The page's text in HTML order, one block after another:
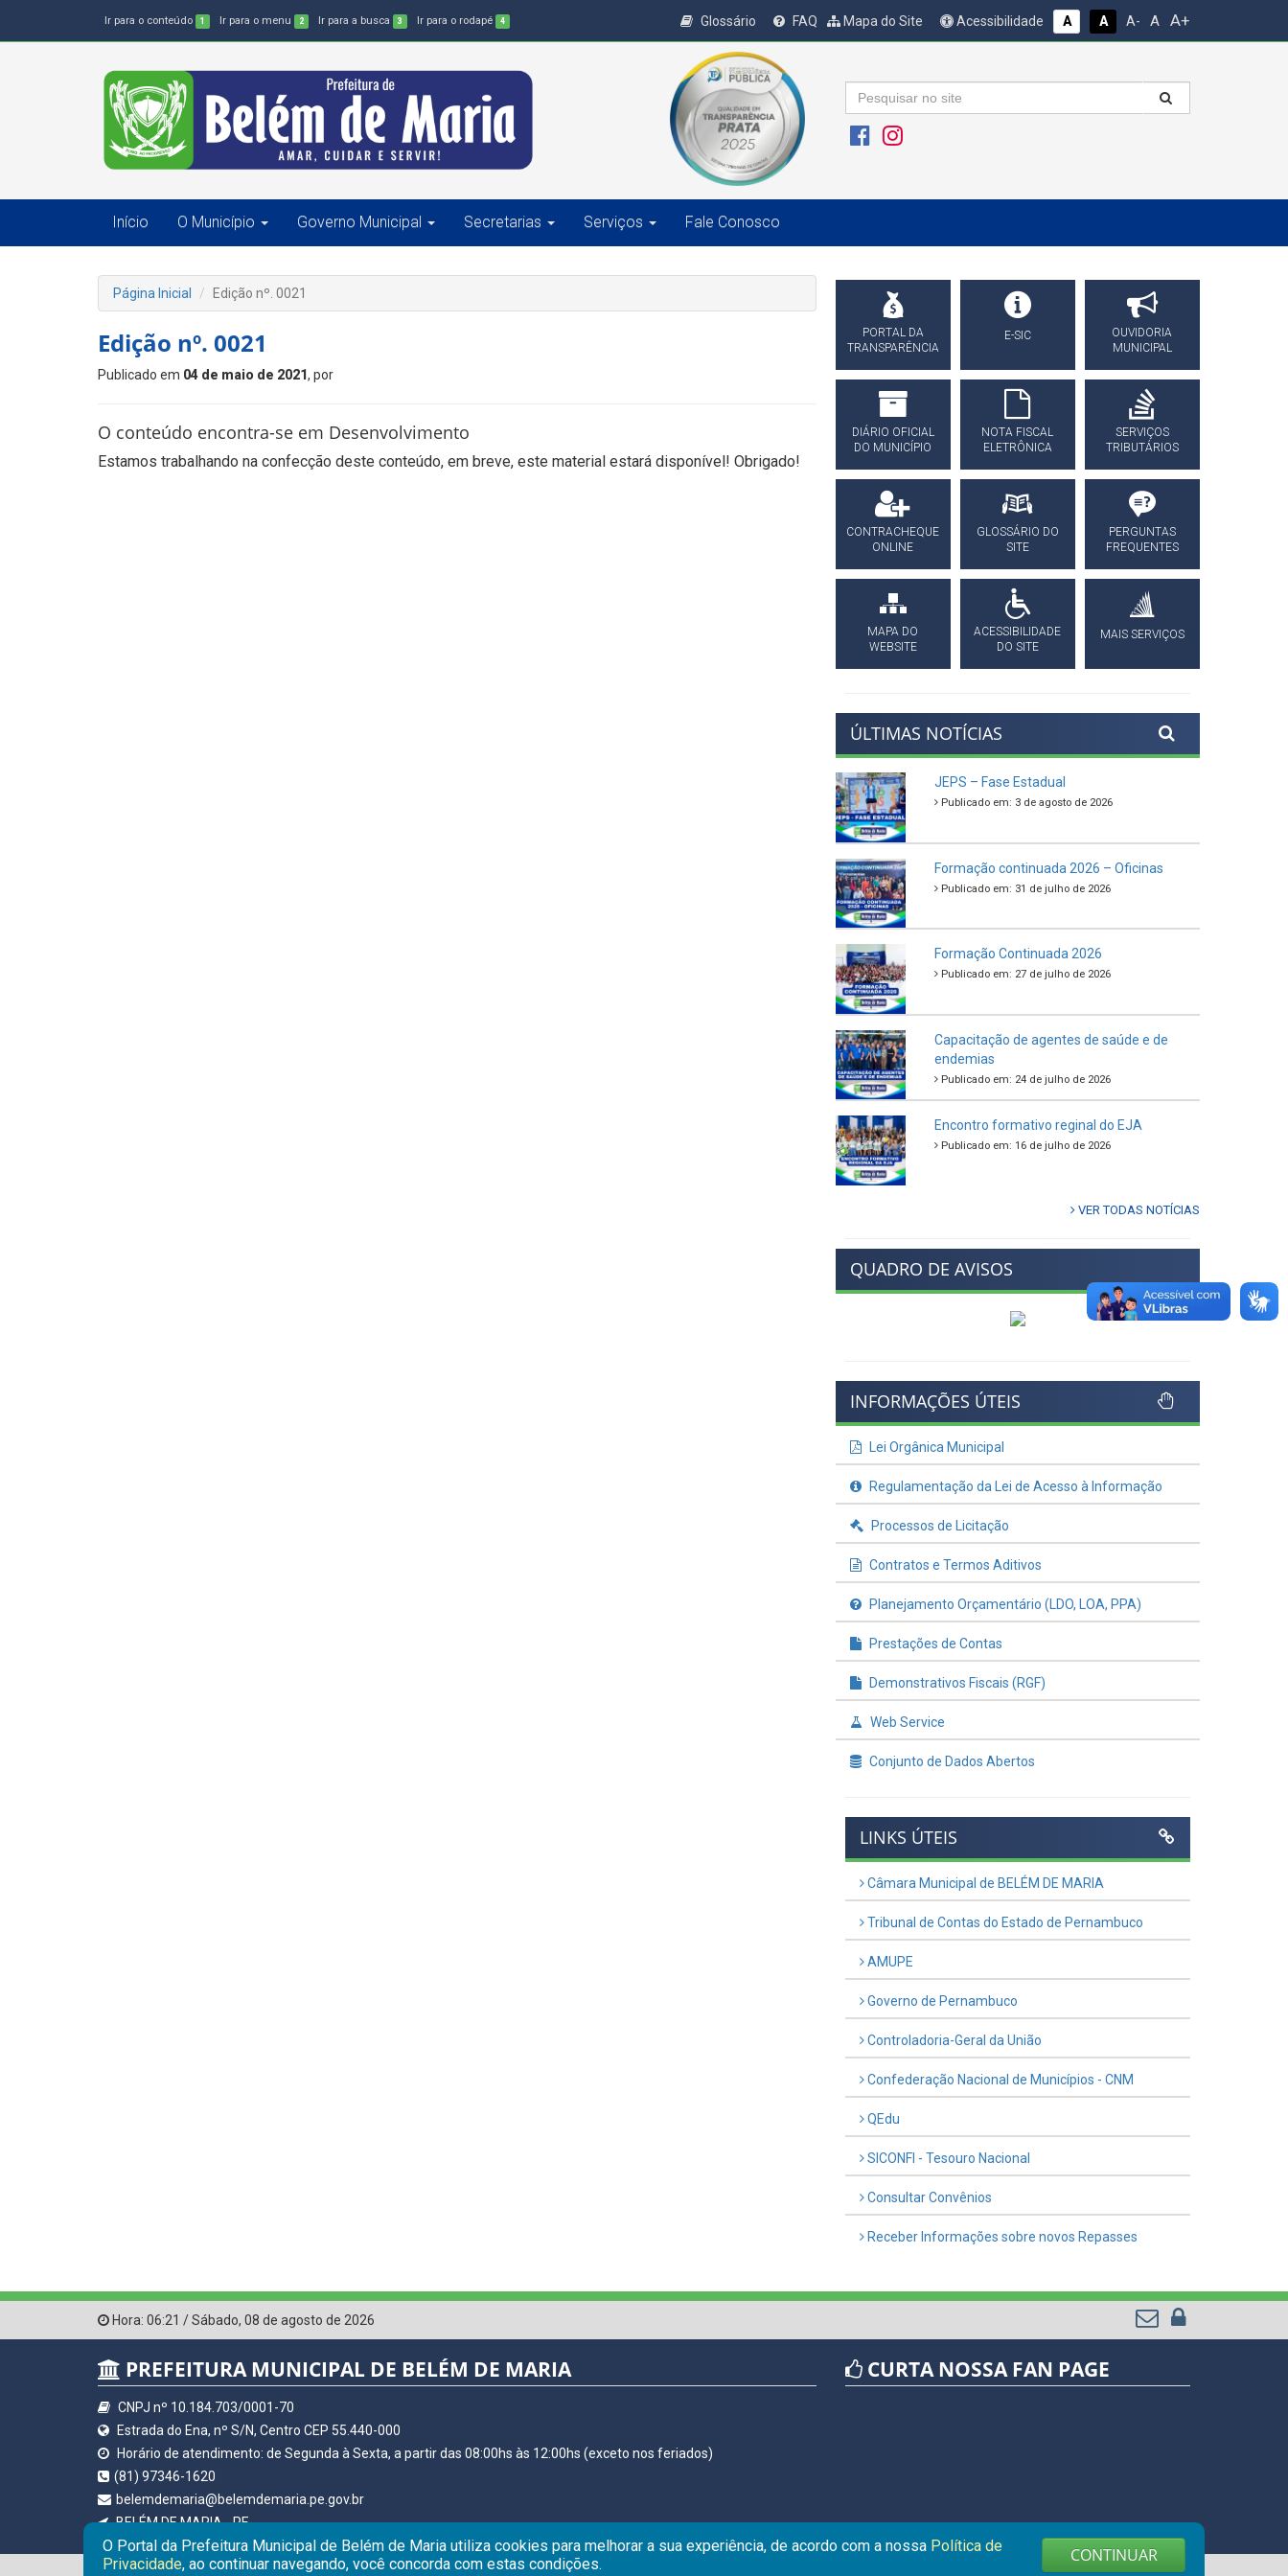
Ir para o conteúdo 1 Ir para o menu 2 Ir para a busca 3 Ir para o rodapé 4 Glossário FAQ Mapa do Site Acessibilidade A A A- A A+
Início O Município Governo Municipal Secretarias Serviços Fale Conosco
Página Inicial Edição nº. 0021
Edição nº. 0021
Publicado em 04 de maio de 2021, por
O conteúdo encontra-se em Desenvolvimento
Estamos trabalhando na confecção deste conteúdo, em breve, este material estará disponível! Obrigado!
PORTAL DA
TRANSPARÊNCIA
E-SIC
OUVIDORIA
MUNICIPAL
DIÁRIO OFICIAL
DO MUNICÍPIO
NOTA FISCAL
ELETRÔNICA
SERVIÇOS
TRIBUTÁRIOS
CONTRACHEQUE
ONLINE
GLOSSÁRIO DO
SITE
PERGUNTAS
FREQUENTES
MAPA DO
WEBSITE
ACESSIBILIDADE
DO SITE
MAIS SERVIÇOS
ÚLTIMAS NOTÍCIAS
JEPS – Fase Estadual
Publicado em: 3 de agosto de 2026
Formação continuada 2026 – Oficinas
Publicado em: 31 de julho de 2026
Formação Continuada 2026
Publicado em: 27 de julho de 2026
Capacitação de agentes de saúde e de
endemias
Publicado em: 24 de julho de 2026
Encontro formativo reginal do EJA
Publicado em: 16 de julho de 2026
VER TODAS NOTÍCIAS
QUADRO DE AVISOS
INFORMAÇÕES ÚTEIS
Lei Orgânica Municipal
Regulamentação da Lei de Acesso à Informação
Processos de Licitação
Contratos e Termos Aditivos
Planejamento Orçamentário (LDO, LOA, PPA)
Prestações de Contas
Demonstrativos Fiscais (RGF)
Web Service
Conjunto de Dados Abertos
LINKS ÚTEIS
Câmara Municipal de BELÉM DE MARIA
Tribunal de Contas do Estado de Pernambuco
AMUPE
Governo de Pernambuco
Controladoria-Geral da União
Confederação Nacional de Municípios - CNM
QEdu
SICONFI - Tesouro Nacional
Consultar Convênios
Receber Informações sobre novos Repasses
Hora: 06:21 /Sábado, 08 de agosto de 2026
PREFEITURA MUNICIPAL DE BELÉM DE MARIA
CNPJ nº 10.184.703/0001-70
Estrada do Ena, nº S/N, Centro CEP 55.440-000
Horário de atendimento: de Segunda à Sexta, a partir das 08:00hs às 12:00hs (exceto nos feriados)
(81) 97346-1620
belemdemaria@belemdemaria.pe.gov.br
BELÉM DE MARIA - PE
CURTA NOSSA FAN PAGE
O Portal da Prefeitura Municipal de Belém de Maria utiliza cookies para melhorar a sua experiência, de acordo com a nossa Política de
Privacidade, ao continuar navegando, você concorda com estas condições. CONTINUAR